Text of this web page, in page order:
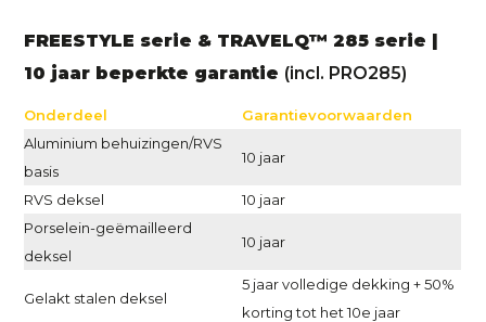
FREESTYLE serie & TRAVELQ™ 285 serie |
10 jaar beperkte garantie (incl. PRO285)
Onderdeel
Garantievoorwaarden
Aluminium behuizingen/RVS
basis
10 jaar
RVS deksel
10 jaar
Porselein-geëmailleerd
deksel
10 jaar
Gelakt stalen deksel
5 jaar volledige dekking + 50%
korting tot het 10e jaar